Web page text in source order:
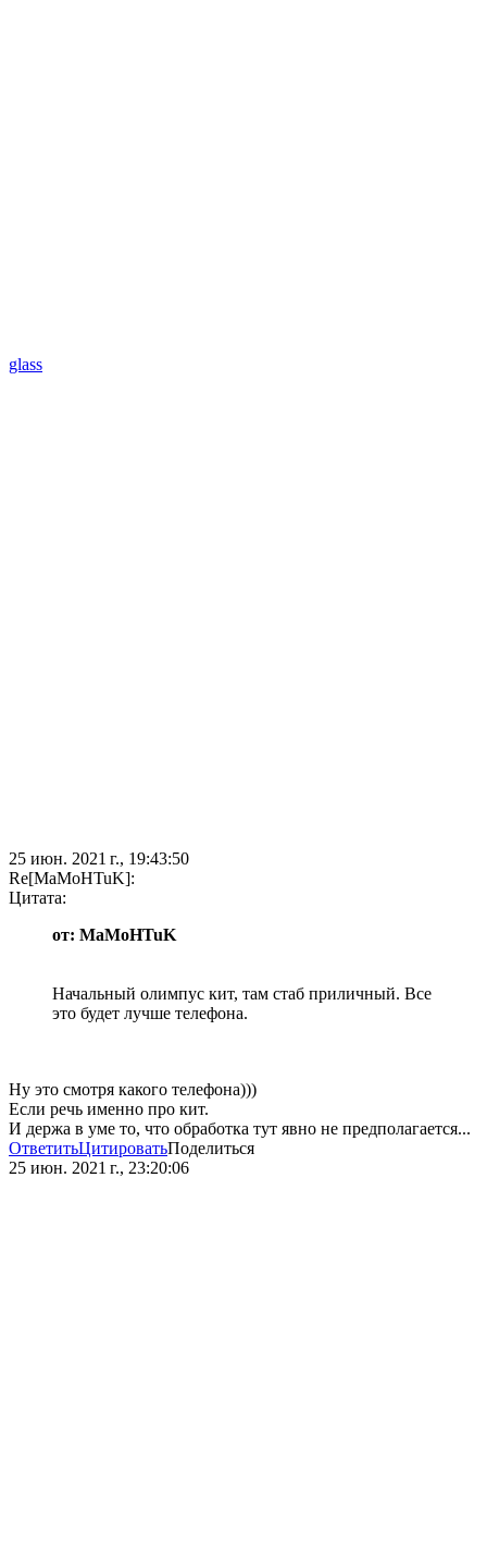
glass
25 июн. 2021 г., 19:43:50
Re[MaMoHTuK]:
Цитата:
от: MaMoHTuK
Начальный олимпус кит, там стаб приличный. Все
это будет лучше телефона.
Ну это смотря какого телефона)))
Если речь именно про кит.
И держа в уме то, что обработка тут явно не предполагается...
ОтветитьЦитироватьПоделиться
25 июн. 2021 г., 23:20:06